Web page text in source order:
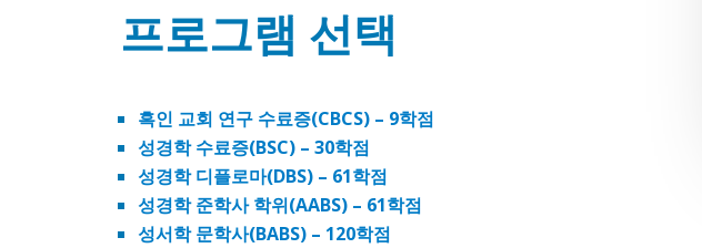
프로그램 선택
흑인 교회 연구 수료증(CBCS) – 9학점
성경학 수료증(BSC) – 30학점
성경학 디플로마(DBS) – 61학점
성경학 준학사 학위(AABS) – 61학점
성서학 문학사(BABS) – 120학점